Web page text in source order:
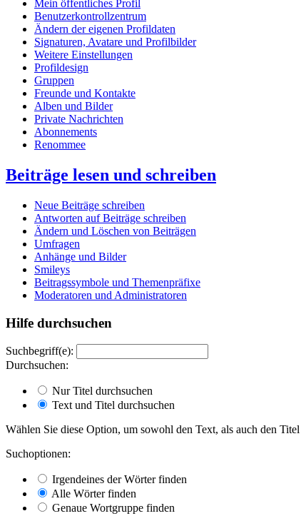
Mein öffentliches Profil
Benutzerkontrollzentrum
Ändern der eigenen Profildaten
Signaturen, Avatare und Profilbilder
Weitere Einstellungen
Profildesign
Gruppen
Freunde und Kontakte
Alben und Bilder
Private Nachrichten
Abonnements
Renommee
Beiträge lesen und schreiben
Neue Beiträge schreiben
Antworten auf Beiträge schreiben
Ändern und Löschen von Beiträgen
Umfragen
Anhänge und Bilder
Smileys
Beitragssymbole und Themenpräfixe
Moderatoren und Administratoren
Hilfe durchsuchen
Suchbegriff(e):
Durchsuchen:
Nur Titel durchsuchen
Text und Titel durchsuchen
Wählen Sie diese Option, um sowohl den Text, als auch den
Suchoptionen:
Irgendeines der Wörter finden
Alle Wörter finden
Genaue Wortgruppe finden